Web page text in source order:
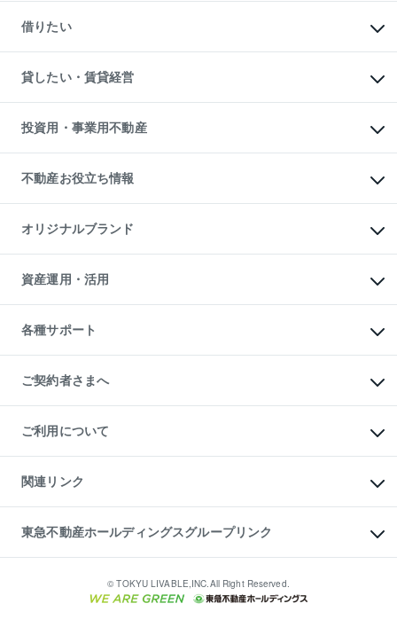
中古一戸建ての購入
不動産購入の流れ
注目キーワード物件特集
購入ガイド
English 繁体中文簡体中文
一戸建ての売却・査定
土地の売却・査定
スピードAI査定
不動産査定について
不動産売却の流れ
不動産買換えの流れ
売却ガイド
借りたい
オフィス・店舗の賃貸
借りるときの流れ
借りるガイド
貸したい・賃貸経営
マンション賃料データ
賃貸管理プラン
リロケーションについて
貸すガイド
投資用・事業用不動産
事業用不動産
マンション投資
投資用マンション
アパート経営
収益物件
ビル購入（ビル一棟）
投資用不動産の売却査定
事業用不動産の売却査定
不動産お役立ち情報
マンションライブラリー
人気マンションランキング
暮らしに役立つ不動産メディア
不動産相場・不動産価格情報
不動産コラム・ニュース
不動産用語集
不動産なんでもネット相談室
住まいの税金
オリジナルブランド
一棟リノベーションマンション
L`GENTE（ルジェンテ）
区分リノベーションマンション
投資用一棟レジデンスWELL
不動産小口投資
LEGACIA（レガシア）
資産運用・活用
不動産M&A
アセットマネジメント・出資
各種サポート
相続サポート
リフォームサポート
ご契約者さまへ
ご紹介・再契約特典
入居者様専用-各種ご案内（賃貸）
東急こすもす会「こすもすWeb」
ご利用について
金融商品取引について
東急リバブル ソーシャルメディアポリシー
ご意見・お問い合わせ（金融商品取引専用の相談・お問い合わせ窓口）
ダイレクトメール（郵送物）・Eメールなどの送付停止について
関連リンク
これからご結婚される方に東急百貨店のブライダルクラブ
人材サービスのご用命は 東急リバブルスタッフ株式会社まで
東北の逸品を贈ります 東北すぐれものセレクション
東急不動産ホールディングスグループリンク
東急コミュニティー
東急住宅リース
© TOKYU LIVABLE,INC.All Right Reserved.